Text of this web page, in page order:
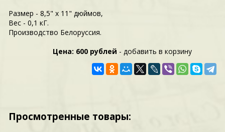
Размер - 8,5" x 11" дюймов,
Вес - 0,1 кГ.
Производство Белоруссия.
Цена: 600 рублей - добавить в корзину
Просмотренные товары: